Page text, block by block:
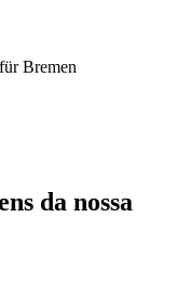
Bremen
da nossa